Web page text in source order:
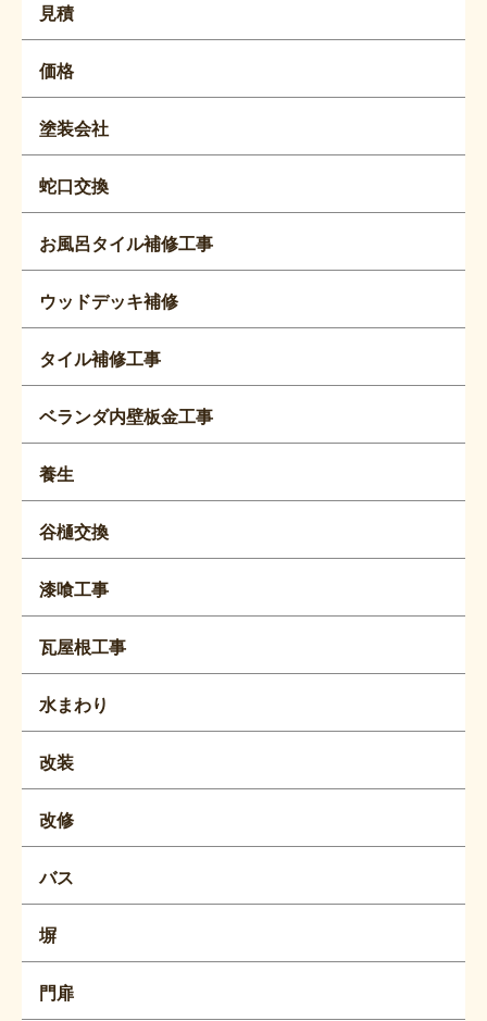
見積
価格
塗装会社
蛇口交換
お風呂タイル補修工事
ウッドデッキ補修
タイル補修工事
ベランダ内壁板金工事
養生
谷樋交換
漆喰工事
瓦屋根工事
水まわり
改装
改修
バス
塀
門扉